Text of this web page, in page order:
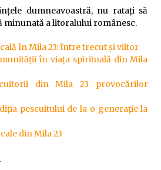
dumneavoastră, nu ratați să
minunată a litoralului românesc.
în Mila 23: între trecut și viitor
în viața spirituală din Mila
din Mila 23 provocărilor
pescuitului de la o generație la
din Mila 23